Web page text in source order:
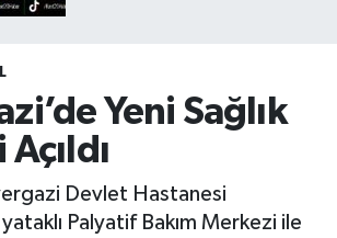
Yeni Sağlık
Devlet Hastanesi
Palyatif Bakım Merkezi ile